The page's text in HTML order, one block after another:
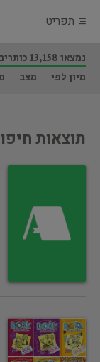
תפריט
נמצאו 13,158 כותרים
מיון לפי
מצב
תוצאות